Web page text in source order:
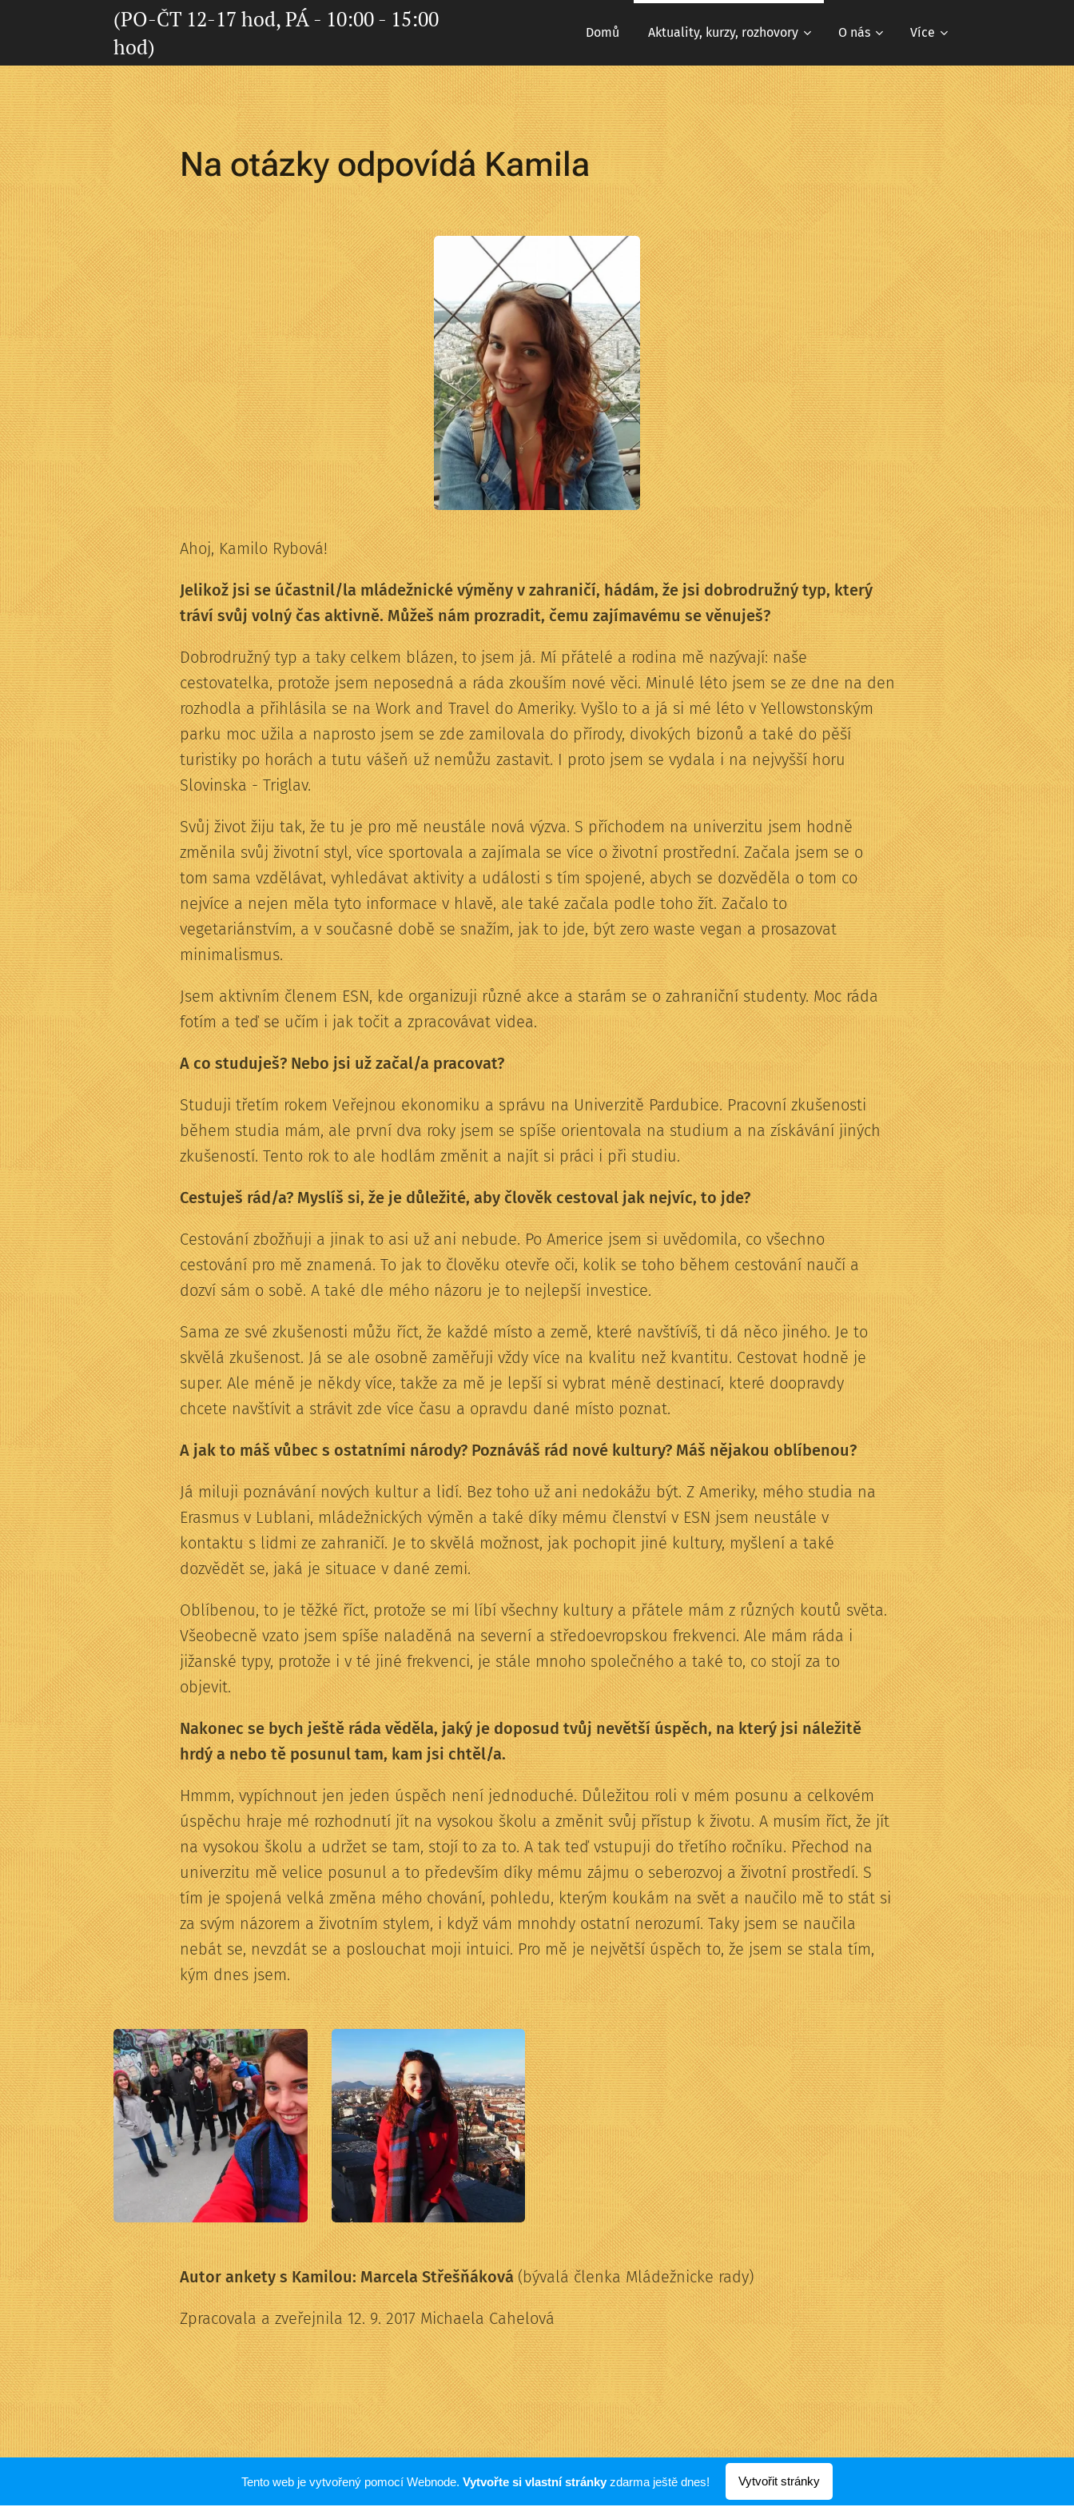
(PO-ČT 12-17 hod, PÁ - 10:00 - 15:00
hod)
Domů Aktuality, kurzy, rozhovory O nás Více
Na otázky odpovídá Kamila
Ahoj, Kamilo Rybová!
Jelikož jsi se účastnil/la mládežnické výměny v zahraničí, hádám, že jsi dobrodružný typ, který
tráví svůj volný čas aktivně. Můžeš nám prozradit, čemu zajímavému se věnuješ?
Dobrodružný typ a taky celkem blázen, to jsem já. Mí přátelé a rodina mě nazývají: naše
cestovatelka, protože jsem neposedná a ráda zkouším nové věci. Minulé léto jsem se ze dne na den
rozhodla a přihlásila se na Work and Travel do Ameriky. Vyšlo to a já si mé léto v Yellowstonským
parku moc užila a naprosto jsem se zde zamilovala do přírody, divokých bizonů a také do pěší
turistiky po horách a tutu vášeň už nemůžu zastavit. I proto jsem se vydala i na nejvyšší horu
Slovinska - Triglav.
Svůj život žiju tak, že tu je pro mě neustále nová výzva. S příchodem na univerzitu jsem hodně
změnila svůj životní styl, více sportovala a zajímala se více o životní prostřední. Začala jsem se o
tom sama vzdělávat, vyhledávat aktivity a události s tím spojené, abych se dozvěděla o tom co
nejvíce a nejen měla tyto informace v hlavě, ale také začala podle toho žít. Začalo to
vegetariánstvím, a v současné době se snažím, jak to jde, být zero waste vegan a prosazovat
minimalismus.
Jsem aktivním členem ESN, kde organizuji různé akce a starám se o zahraniční studenty. Moc ráda
fotím a teď se učím i jak točit a zpracovávat videa.
A co studuješ? Nebo jsi už začal/a pracovat?
Studuji třetím rokem Veřejnou ekonomiku a správu na Univerzitě Pardubice. Pracovní zkušenosti
během studia mám, ale první dva roky jsem se spíše orientovala na studium a na získávání jiných
zkušeností. Tento rok to ale hodlám změnit a najít si práci i při studiu.
Cestuješ rád/a? Myslíš si, že je důležité, aby člověk cestoval jak nejvíc, to jde?
Cestování zbožňuji a jinak to asi už ani nebude. Po Americe jsem si uvědomila, co všechno
cestování pro mě znamená. To jak to člověku otevře oči, kolik se toho během cestování naučí a
dozví sám o sobě. A také dle mého názoru je to nejlepší investice.
Sama ze své zkušenosti můžu říct, že každé místo a země, které navštívíš, ti dá něco jiného. Je to
skvělá zkušenost. Já se ale osobně zaměřuji vždy více na kvalitu než kvantitu. Cestovat hodně je
super. Ale méně je někdy více, takže za mě je lepší si vybrat méně destinací, které doopravdy
chcete navštívit a strávit zde více času a opravdu dané místo poznat.
A jak to máš vůbec s ostatními národy? Poznáváš rád nové kultury? Máš nějakou oblíbenou?
Já miluji poznávání nových kultur a lidí. Bez toho už ani nedokážu být. Z Ameriky, mého studia na
Erasmus v Lublani, mládežnických výměn a také díky mému členství v ESN jsem neustále v
kontaktu s lidmi ze zahraničí. Je to skvělá možnost, jak pochopit jiné kultury, myšlení a také
dozvědět se, jaká je situace v dané zemi.
Oblíbenou, to je těžké říct, protože se mi líbí všechny kultury a přátele mám z různých koutů světa.
Všeobecně vzato jsem spíše naladěná na severní a středoevropskou frekvenci. Ale mám ráda i
jižanské typy, protože i v té jiné frekvenci, je stále mnoho společného a také to, co stojí za to
objevit.
Nakonec se bych ještě ráda věděla, jaký je doposud tvůj nevětší úspěch, na který jsi náležitě
hrdý a nebo tě posunul tam, kam jsi chtěl/a.
Hmmm, vypíchnout jen jeden úspěch není jednoduché. Důležitou roli v mém posunu a celkovém
úspěchu hraje mé rozhodnutí jít na vysokou školu a změnit svůj přístup k životu. A musím říct, že jít
na vysokou školu a udržet se tam, stojí to za to. A tak teď vstupuji do třetího ročníku. Přechod na
univerzitu mě velice posunul a to především díky mému zájmu o seberozvoj a životní prostředí. S
tím je spojená velká změna mého chování, pohledu, kterým koukám na svět a naučilo mě to stát si
za svým názorem a životním stylem, i když vám mnohdy ostatní nerozumí. Taky jsem se naučila
nebát se, nevzdát se a poslouchat moji intuici. Pro mě je největší úspěch to, že jsem se stala tím,
kým dnes jsem.
Autor ankety s Kamilou: Marcela Střešňáková (bývalá členka Mládežnicke rady)
Zpracovala a zveřejnila 12. 9. 2017 Michaela Cahelová
Tento web je vytvořený pomocí Webnode. Vytvořte si vlastní stránkyzdarma ještě dnes! Vytvořit stránky